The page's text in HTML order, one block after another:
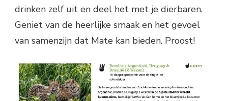
drinken zelf uit en deel het met je dierbaren.
Geniet van de heerlijke smaak en het gevoel
van samenzijn dat Mate kan bieden. Proost!